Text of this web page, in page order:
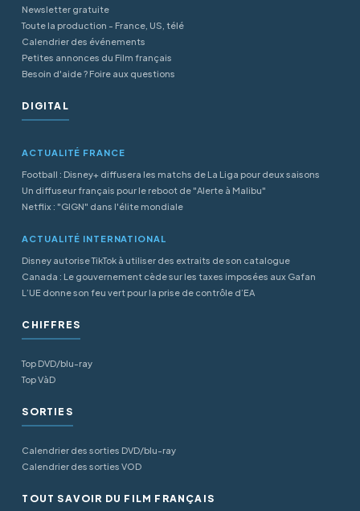
Newsletter gratuite
Toute la production - France, US, télé
Calendrier des événements
Petites annonces du Film français
Besoin d'aide ? Foire aux questions
DIGITAL
ACTUALITÉ FRANCE
Football : Disney+ diffusera les matchs de La Liga pour deux saisons
Un diffuseur français pour le reboot de "Alerte à Malibu"
Netflix : "GIGN" dans l'élite mondiale
ACTUALITÉ INTERNATIONAL
Disney autorise TikTok à utiliser des extraits de son catalogue
Canada : Le gouvernement cède sur les taxes imposées aux Gafan
L’UE donne son feu vert pour la prise de contrôle d’EA
CHIFFRES
Top DVD/blu-ray
Top VàD
SORTIES
Calendrier des sorties DVD/blu-ray
Calendrier des sorties VOD
TOUT SAVOIR DU FILM FRANÇAIS